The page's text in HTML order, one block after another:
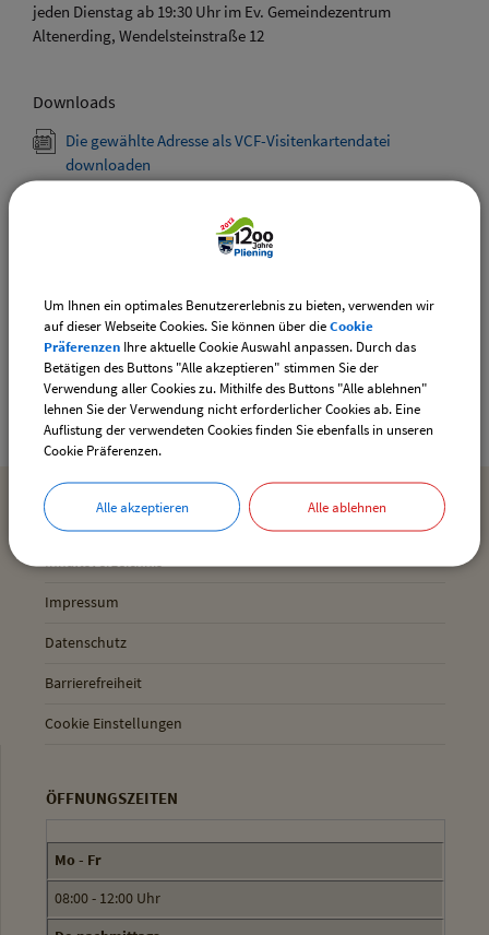
Gemeinde Pliening
Geltinger Str. 18
85652 Pliening
jeden Dienstag ab 19:30 Uhr im Ev. Gemeindezentrum
Altenerding, Wendelsteinstraße 12
Downloads
Die gewählte Adresse als VCF-Visitenkartendatei
downloaden
MEHR ENTDECKEN
Inhaltsverzeichnis
Impressum
Datenschutz
Barrierefreiheit
Cookie Einstellungen
ÖFFNUNGSZEITEN
Mo - Fr
08:00 - 12:00 Uhr
Um Ihnen ein optimales Benutzererlebnis zu bieten, verwenden wir
auf dieser Webseite Cookies. Sie können über dieCookie
Präferenzen Ihre aktuelle Cookie Auswahl anpassen. Durch das
Betätigen des Buttons "Alle akzeptieren" stimmen Sie der
Verwendung aller Cookies zu. Mithilfe des Buttons "Alle ablehnen"
lehnen Sie der Verwendung nicht erforderlicher Cookies ab. Eine
Auflistung der verwendeten Cookies finden Sie ebenfalls in unseren
Cookie Präferenzen.
Alle akzeptieren Alle ablehnen